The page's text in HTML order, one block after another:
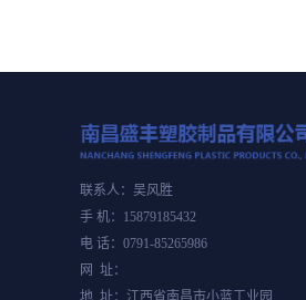
联系人：吴风胜
手 机：15879185432
电 话：0791-85265986
网 址：
地 址：江西省南昌市小蓝工业园